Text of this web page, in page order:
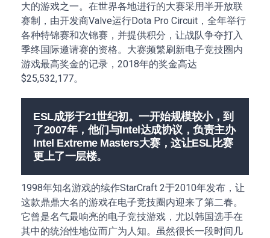
大的游戏之一。在世界各地进行的大赛采用半开放联
赛制，由开发商Valve运行Dota Pro Circuit，全年举行
各种特锦赛和次锦赛，并提供积分，让战队争夺打入
季终国际邀请赛的资格。大赛频繁刷新电子竞技圈内
游戏最高奖金的记录，2018年的奖金高达
$25,532,177。
ESL成形于21世纪初。一开始规模较小，到
了2007年，他们与Intel达成协议，负责主办
Intel Extreme Masters大赛，这让ESL比赛
更上了一层楼。
1998年知名游戏的续作StarCraft 2于2010年发布，让
这款鼎鼎大名的游戏在电子竞技圈内迎来了第二春。
它曾是名气最响亮的电子竞技游戏，尤以韩国选手在
其中的统治性地位而广为人知。虽然很长一段时间几